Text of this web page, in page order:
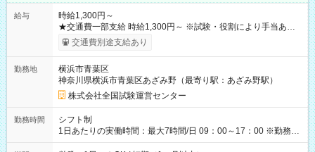
給与
時給1,300円～
★交通費一部支給 時給1,300円～ ※試験・役割により手当あり
※勤務回数により昇給あり 【即給（前払い）オプションあ
り！】 希望される場合、勤務から1週間ほどで給与の一部を受け
例】 ・河合塾模擬試験 8:30～17:30（休憩1時間） 時給1,300円
×8時間＝日収10,400円＋交通費 ※当日の役割により時給＋100
円の場合あり ・国家試験 7:00～13:30（休憩なし） 時給1,300
円（役割手当＋100円）×6時間＝日収8,400円＋交通費 【試用期
間】試用期間なし
交通費別途支給あり
勤務地
横浜市青葉区
神奈川県横浜市青葉区あざみ野（最寄り駅：あざみ野駅）
株式会社全国試験運営センター
勤務時間
シフト制
1日あたりの実働時間：最大7時間/日 09：00～17：00 ※勤務時
間は 試験により異なります。